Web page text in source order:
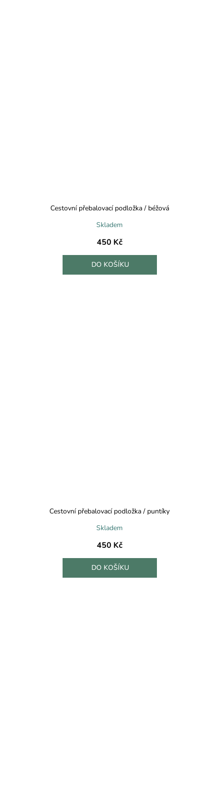
Cestovní přebalovací podložka / béžová
Skladem
450 Kč
DO KOŠÍKU
Cestovní přebalovací podložka / puntíky
Skladem
450 Kč
DO KOŠÍKU